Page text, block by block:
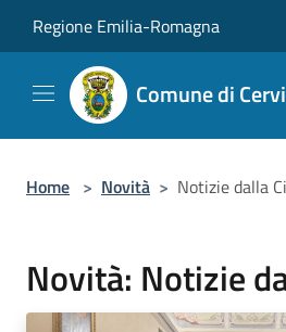
Regione Emilia-Romagna
Comune di
Home > Novità > Notizie dalla
Novità: Notizie